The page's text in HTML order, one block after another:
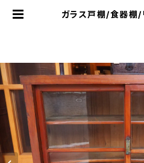
ガラス戸棚/食器棚/